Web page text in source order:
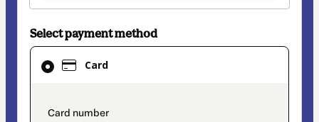
Select payment method
Card
payment_data.section_title_v2
Card
selected
method